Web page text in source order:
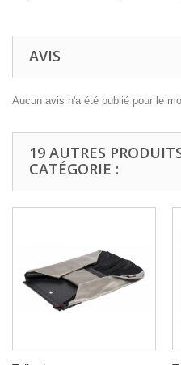
AVIS
Aucun avis n'a été publié pour le
19 AUTRES
CATÉGORIE :